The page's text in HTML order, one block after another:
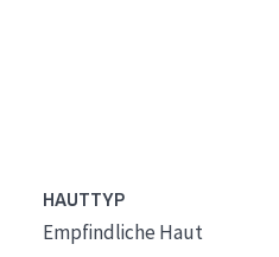
HAUTTYP
Empfindliche Haut